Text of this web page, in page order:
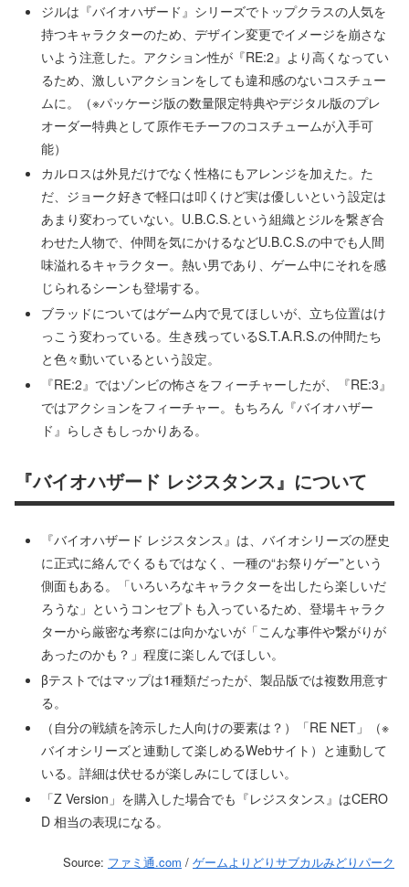
ジルは『バイオハザード』シリーズでトップクラスの人気を
持つキャラクターのため、デザイン変更でイメージを崩さな
いよう注意した。アクション性が『RE:2』より高くなってい
るため、激しいアクションをしても違和感のないコスチュー
ムに。（※パッケージ版の数量限定特典やデジタル版のプレ
オーダー特典として原作モチーフのコスチュームが入手可
能）
カルロスは外見だけでなく性格にもアレンジを加えた。た
だ、ジョーク好きで軽口は叩くけど実は優しいという設定は
あまり変わっていない。U.B.C.S.という組織とジルを繋ぎ合
わせた人物で、仲間を気にかけるなどU.B.C.S.の中でも人間
味溢れるキャラクター。熱い男であり、ゲーム中にそれを感
じられるシーンも登場する。
ブラッドについてはゲーム内で見てほしいが、立ち位置はけ
っこう変わっている。生き残っているS.T.A.R.S.の仲間たち
と色々動いているという設定。
『RE:2』ではゾンビの怖さをフィーチャーしたが、『RE:3』
ではアクションをフィーチャー。もちろん『バイオハザー
ド』らしさもしっかりある。
『バイオハザード レジスタンス』について
『バイオハザード レジスタンス』は、バイオシリーズの歴史
に正式に絡んでくるもではなく、一種の“お祭りゲー”という
側面もある。「いろいろなキャラクターを出したら楽しいだ
ろうな」というコンセプトも入っているため、登場キャラク
ターから厳密な考察には向かないが「こんな事件や繋がりが
あったのかも？」程度に楽しんでほしい。
βテストではマップは1種類だったが、製品版では複数用意す
る。
（自分の戦績を誇示した人向けの要素は？）「RE NET」（※
バイオシリーズと連動して楽しめるWebサイト）と連動して
いる。詳細は伏せるが楽しみにしてほしい。
「Z Version」を購入した場合でも『レジスタンス』はCERO
D 相当の表現になる。
Source: ファミ通.com / ゲームよりどりサブカルみどりパーク